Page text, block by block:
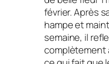
février. Après
hampe et
semaine, il
complètement